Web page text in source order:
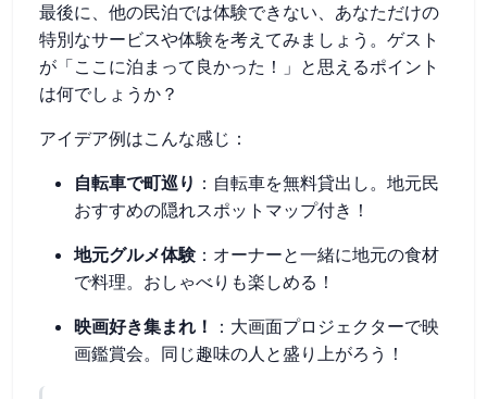
最後に、他の民泊では体験できない、あなただけの
特別なサービスや体験を考えてみましょう。ゲスト
が「ここに泊まって良かった！」と思えるポイント
は何でしょうか？
アイデア例はこんな感じ：
自転車で町巡り ：自転車を無料貸出し。地元民
おすすめの隠れスポットマップ付き！
地元グルメ体験 ：オーナーと一緒に地元の食材
で料理。おしゃべりも楽しめる！
映画好き集まれ！ ：大画面プロジェクターで映
画鑑賞会。同じ趣味の人と盛り上がろう！